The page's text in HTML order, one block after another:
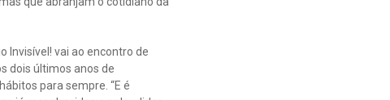
Invisível! vai ao encontro de
dois últimos anos de
para sempre. “E é